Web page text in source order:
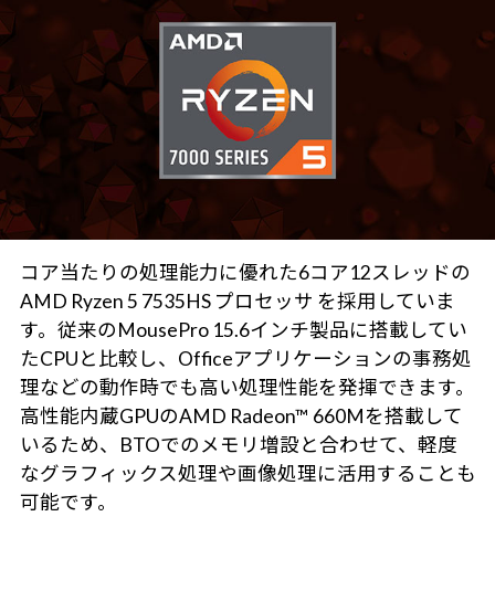
コア当たりの処理能力に優れた6コア12スレッドの
AMD Ryzen 5 7535HS プロセッサ を採用していま
す。従来のMousePro 15.6インチ製品に搭載してい
たCPUと比較し、Officeアプリケーションの事務処
理などの動作時でも高い処理性能を発揮できます。
高性能内蔵GPUのAMD Radeon™ 660Mを搭載して
いるため、BTOでのメモリ増設と合わせて、軽度
なグラフィックス処理や画像処理に活用することも
可能です。